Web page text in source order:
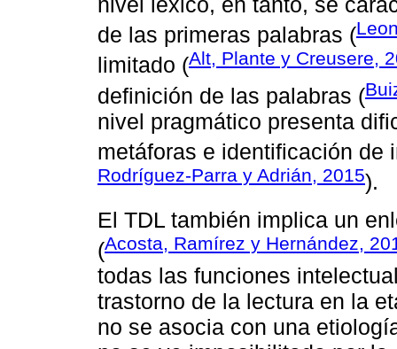
de las primeras palabras (
limitado (Alt, Plante y Creusere,
definición de las palabras (
nivel pragmático presenta
metáforas e identificación de
Rodríguez-Parra y Adrián, 2015).
El TDL también implica un
(Acosta, Ramírez y Hernández,
todas las funciones
trastorno de la lectura en la
no se asocia con una